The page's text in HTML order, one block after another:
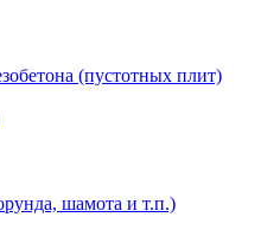
(пустотных плит)
шамота и т.п.)